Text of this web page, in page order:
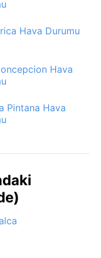
Hava Durumu
Hava
Hava